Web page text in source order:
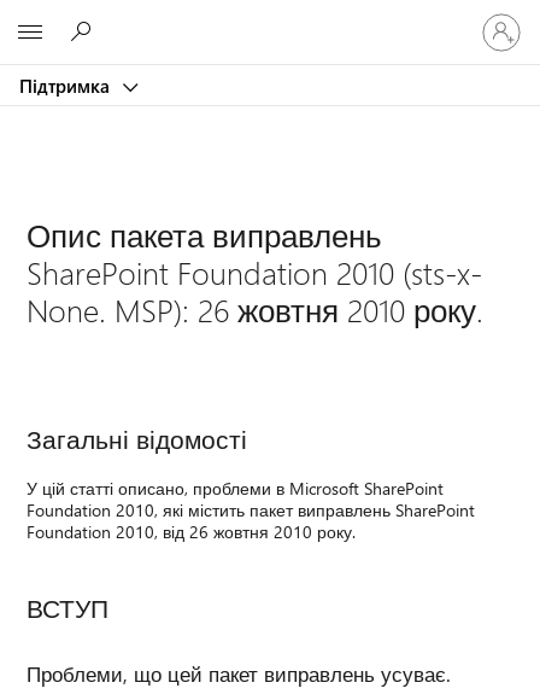
Підтримка
Увійдіть
свій
запис
Опис пакета виправлень
SharePoint Foundation 2010 (sts-x-
None. MSP): 26 жовтня 2010 року.
Загальні відомості
У цій статті описано, проблеми в Microsoft SharePoint
Foundation 2010, які містить пакет виправлень SharePoint
Foundation 2010, від 26 жовтня 2010 року.
ВСТУП
Проблеми, що цей пакет виправлень усуває.